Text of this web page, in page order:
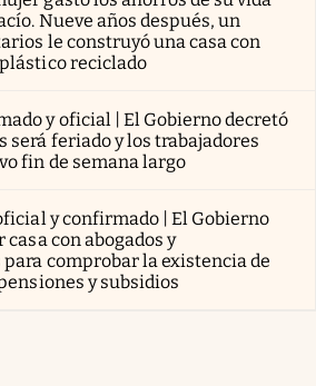
Nueve años después, un
le construyó una casa con
reciclado
y oficial | El Gobierno decretó
será feriado y los trabajadores
fin de semana largo
y confirmado | El Gobierno
con abogados y
comprobar la existencia de
y subsidios